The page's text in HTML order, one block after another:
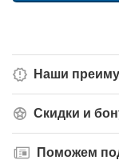
Наши
Скидки и
Поможем